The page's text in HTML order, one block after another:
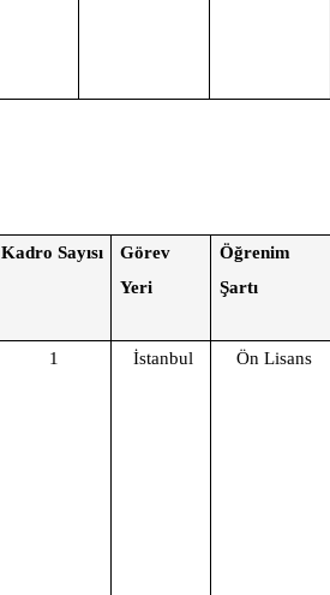
Kadro Sayısı
Görev
Yeri
Öğrenim
Şartı
1 İstanbul
Ön Lisans